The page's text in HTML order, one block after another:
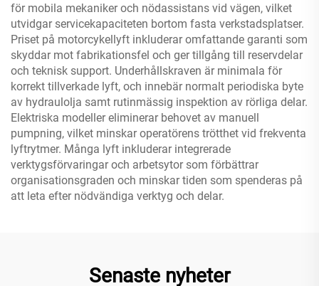
för mobila mekaniker och nödassistans vid vägen, vilket
utvidgar servicekapaciteten bortom fasta verkstadsplatser.
Priset på motorcykellyft inkluderar omfattande garanti som
skyddar mot fabrikationsfel och ger tillgång till reservdelar
och teknisk support. Underhållskraven är minimala för
korrekt tillverkade lyft, och innebär normalt periodiska byte
av hydraulolja samt rutinmässig inspektion av rörliga delar.
Elektriska modeller eliminerar behovet av manuell
pumpning, vilket minskar operatörens trötthet vid frekventa
lyftrytmer. Många lyft inkluderar integrerade
verktygsförvaringar och arbetsytor som förbättrar
organisationsgraden och minskar tiden som spenderas på
att leta efter nödvändiga verktyg och delar.
Senaste nyheter